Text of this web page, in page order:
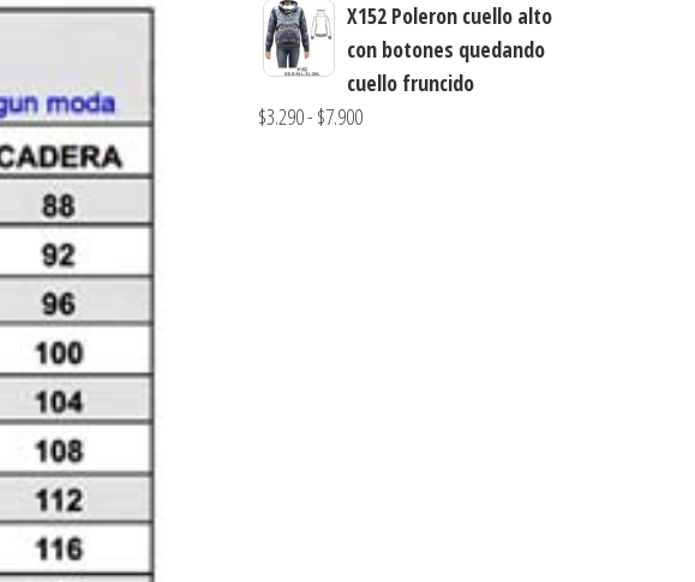
hasta
$7.900
precios:
desde
X152 Poleron cuello alto
con botones quedando
cuello fruncido
$3.290- $7.900Rango